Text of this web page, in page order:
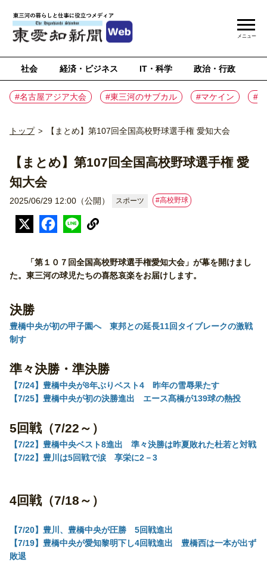
社会 経済・ビジネス IT・科学 政治・行政
#名古屋アジア大会 #東三河のサブカル #マケイン #
メニュー
トップ > 【まとめ】第107回全国高校野球選手権 愛知大会
【まとめ】第107回全国高校野球選手権 愛
知大会
2025/06/29 12:00（公開） スポーツ #高校野球
「第１０７回全国高校野球選手権愛知大会」が幕を開けまし
た。東三河の球児たちの喜怒哀楽をお届けします。
決勝
豊橋中央が初の甲子園へ 東邦との延長11回タイブレークの激戦
制す
準々決勝・準決勝
【7/24】豊橋中央が8年ぶりベスト4 昨年の雪辱果たす
【7/25】豊橋中央が初の決勝進出 エース髙橋が139球の熱投
5回戦（7/22～）
【7/22】豊橋中央ベスト8進出 準々決勝は昨夏敗れた杜若と対戦
【7/22】豊川は5回戦で涙 享栄に2－3
4回戦（7/18～）
【7/20】豊川、豊橋中央が圧勝 5回戦進出
【7/19】豊橋中央が愛知黎明下し4回戦進出 豊橋西は一本が出ず
敗退